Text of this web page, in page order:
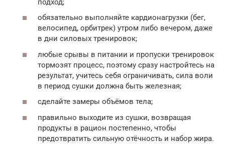
подход;
обязательно выполняйте кардионагрузки (бег,
велосипед, орбитрек) утром либо вечером, даже
в дни силовых тренировок;
любые срывы в питании и пропуски тренировок
тормозят процесс, поэтому сразу настройтесь на
результат, учитесь себя ограничивать, сила воли
в период сушки должна быть железная;
сделайте замеры объёмов тела;
правильно выходите из сушки, возвращая
продукты в рацион постепенно, чтобы
предотвратить сильную отёчность и набор жира.